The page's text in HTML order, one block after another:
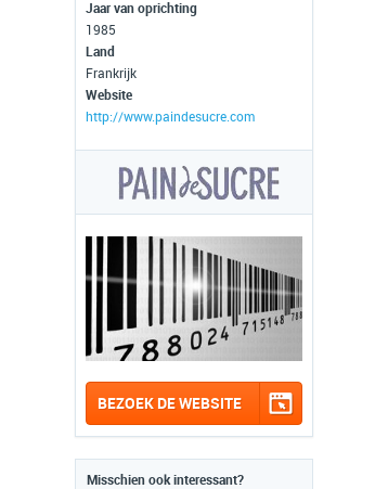
Jaar van oprichting
1985
Land
Frankrijk
Website
http://www.paindesucre.com
BEZOEK DE WEBSITE
Misschien ook interessant?